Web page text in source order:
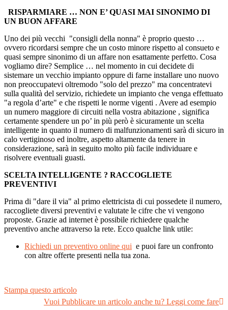
RISPARMIARE … NON E’ QUASI MAI SINONIMO DI
UN BUON AFFARE
Uno dei più vecchi "consigli della nonna" è proprio questo …
ovvero ricordarsi sempre che un costo minore rispetto al consueto e
quasi sempre sinonimo di un affare non esattamente perfetto. Cosa
vogliamo dire? Semplice … nel momento in cui decidete di
sistemare un vecchio impianto oppure di farne installare uno nuovo
non preoccupatevi oltremodo "solo del prezzo" ma concentratevi
sulla qualità del servizio, richiedete un impianto che venga effettuato
"a regola d’arte" e che rispetti le norme vigenti . Avere ad esempio
un numero maggiore di circuiti nella vostra abitazione , significa
certamente spendere un po’ in più però è sicuramente un scelta
intelligente in quanto il numero di malfunzionamenti sarà di sicuro in
calo vertiginoso ed inoltre, aspetto altamente da tenere in
considerazione, sarà in seguito molto più facile individuare e
risolvere eventuali guasti.
SCELTA INTELLIGENTE ? RACCOGLIETE
PREVENTIVI
Prima di "dare il via" al primo elettricista di cui possedete il numero,
raccogliete diversi preventivi e valutate le cifre che vi vengono
proposte. Grazie ad internet è possibile richiedere qualche
preventivo anche attraverso la rete. Ecco qualche link utile:
Richiedi un preventivo online qui e puoi fare un confronto
con altre offerte presenti nella tua zona.
Stampa questo articolo
Vuoi Pubblicare un articolo anche tu? Leggi come fare